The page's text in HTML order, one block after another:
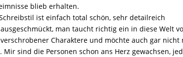
blieb erhalten.
ist einfach total schön, sehr detailreich
man taucht richtig ein in diese Welt
Charaktere und möchte auch gar
Mir sind die Personen schon ans Herz gewachsen,